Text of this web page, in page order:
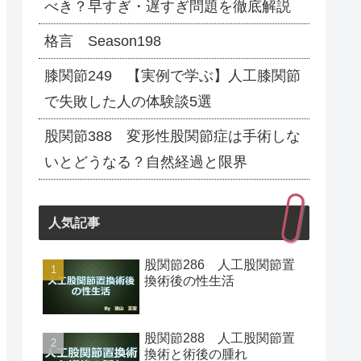
べき？早すぎ・遅すぎ問題を徹底解説
格言 Season198
膝関節249 【実例で学ぶ】人工膝関節
で失敗した人の体験談5選
股関節388 変形性股関節症は手術しな
いとどうなる？自然経過と限界
人気記事
股関節286 人工股関節置
換術後の性生活
股関節288 人工股関節置
換術と術後の腫れ